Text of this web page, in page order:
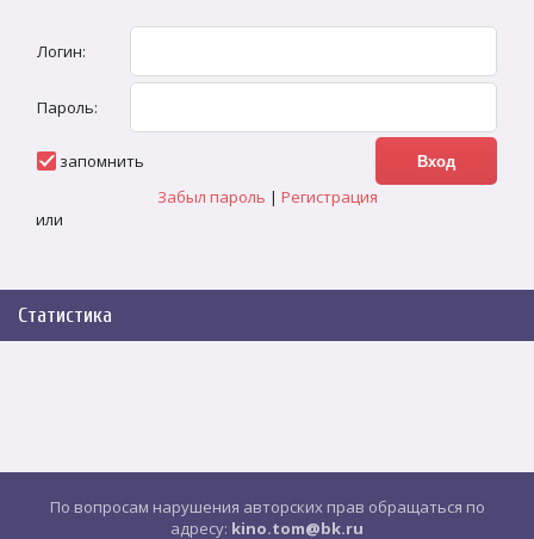
Логин:
Пароль:
запомнить
Забыл пароль | Регистрация
или
Статистика
По вопросам нарушения авторских прав обращаться по
адресу: kino.tom@bk.ru